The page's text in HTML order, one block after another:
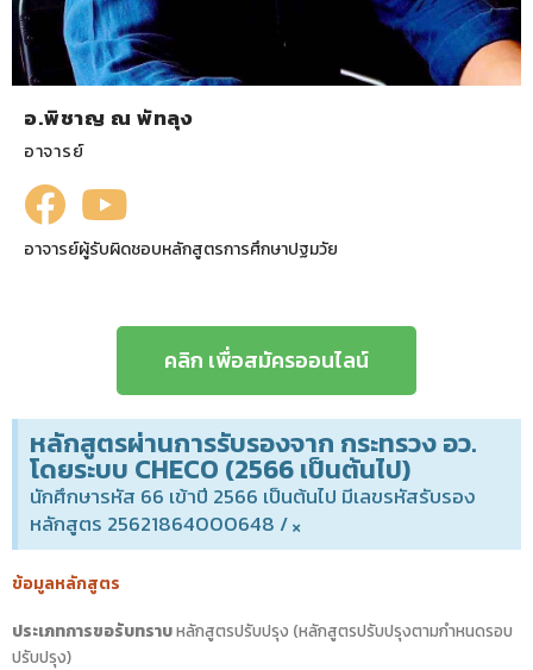
อ.พิชาญ ณ พัทลุง
อาจารย์
อาจารย์ผู้รับผิดชอบหลักสูตรการศึกษาปฐมวัย
คลิก เพื่อสมัครออนไลน์
หลักสูตรผ่านการรับรองจาก กระทรวง อว.
โดยระบบ CHECO (2566 เป็นต้นไป)
นักศึกษารหัส 66 เข้าปี 2566 เป็นต้นไป มีเลขรหัสรับรอง
หลักสูตร 25621864000648 /×
ข้อมูลหลักสูตร
ประเภทการขอรับทราบหลักสูตรปรับปรุง (หลักสูตรปรับปรุงตามกำหนดรอบ
ปรับปรุง)